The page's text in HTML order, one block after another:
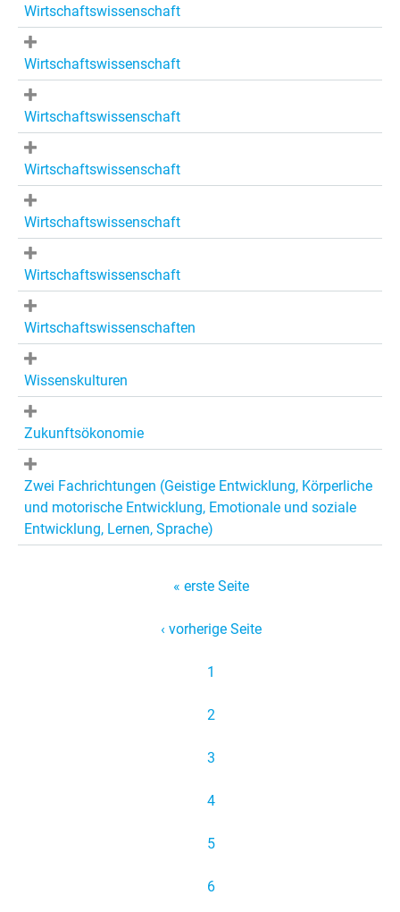
Wirtschaftswissenschaft
Wirtschaftswissenschaft
Wirtschaftswissenschaft
Wirtschaftswissenschaft
Wirtschaftswissenschaft
Wirtschaftswissenschaft
Wirtschaftswissenschaften
Wissenskulturen
Zukunftsökonomie
Zwei Fachrichtungen (Geistige Entwicklung, Körperliche
und motorische Entwicklung, Emotionale und soziale
Entwicklung, Lernen, Sprache)
« erste Seite
‹ vorherige Seite
1
2
3
4
5
6